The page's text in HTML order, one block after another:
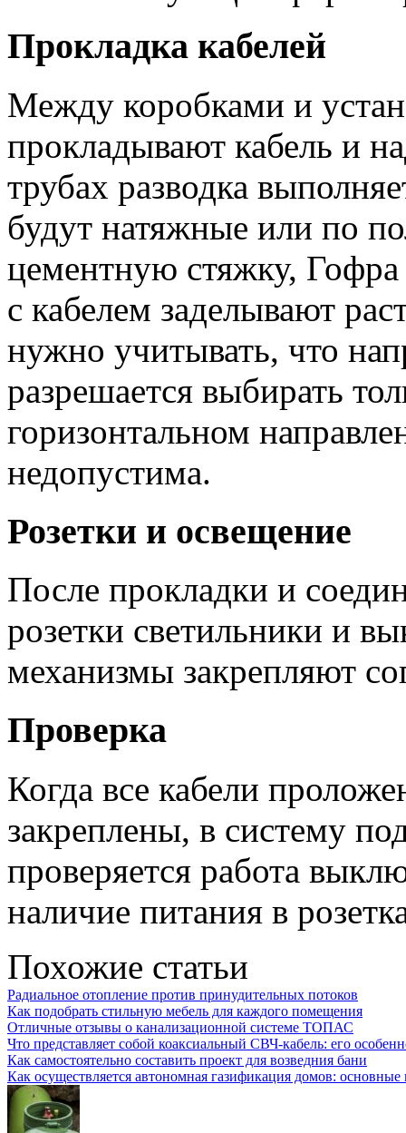
Прокладка кабелей
Между коробками и
прокладывают кабель и
трубах разводка
будут натяжные или по
цементную стяжку,
с кабелем заделывают
нужно учитывать, что
разрешается выбирать
горизонтальном
недопустима.
Розетки и освещение
После прокладки и
розетки светильники и
механизмы закрепляют
Проверка
Когда все кабели
закреплены, в систему
проверяется работа
наличие питания в
Похожие статьи
Радиальное отопление против принудительных потоков
Как подобрать стильную мебель для каждого помещения
Отличные отзывы о канализационной системе ТОПАС
Что представляет собой коаксиальный СВЧ-кабель: его
Как самостоятельно составить проект для возведния бани
Как осуществляется автономная газификация домов: основные